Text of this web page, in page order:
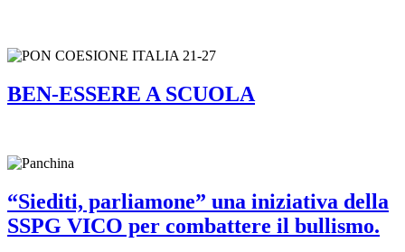
BEN-ESSERE A SCUOLA
“Siediti, parliamone” una iniziativa della
SSPG VICO per combattere il bullismo.